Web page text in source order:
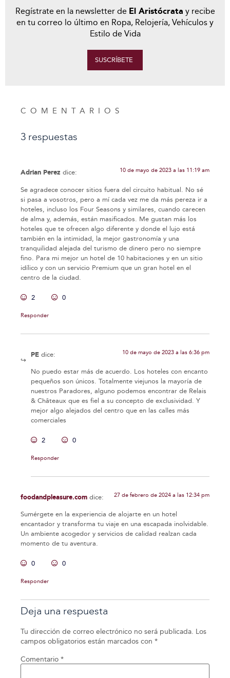
Regístrate en la newsletter de El Aristócrata y recibe
en tu correo lo último en Ropa, Relojería, Vehículos y
Estilo de Vida
SUSCRÍBETE
COMENTARIOS
3 respuestas
Adrian Perez dice: 10 de mayo de 2023 a las 11:19 am
Se agradece conocer sitios fuera del circuito habitual. No sé
si pasa a vosotros, pero a mí cada vez me da más pereza ir a
hoteles, incluso los Four Seasons y similares, cuando carecen
de alma y, además, están masificados. Me gustan más los
hoteles que te ofrecen algo diferente y donde el lujo está
también en la intimidad, la mejor gastronomía y una
tranquilidad alejada del turismo de dinero pero no siempre
fino. Para mi mejor un hotel de 10 habitaciones y en un sitio
idílico y con un servicio Premium que un gran hotel en el
centro de la ciudad.
2 0
Responder
PE dice: 10 de mayo de 2023 a las 6:36 pm
No puedo estar más de acuerdo. Los hoteles con encanto
pequeños son únicos. Totalmente viejunos la mayoría de
nuestros Paradores, alguno podemos encontrar de Relais
& Châteaux que es fiel a su concepto de exclusividad. Y
mejor algo alejados del centro que en las calles más
comerciales
2 0
Responder
foodandpleasure.com dice: 27 de febrero de 2024 a las 12:34 pm
Sumérgete en la experiencia de alojarte en un hotel
encantador y transforma tu viaje en una escapada inolvidable.
Un ambiente acogedor y servicios de calidad realzan cada
momento de tu aventura.
0 0
Responder
Deja una respuesta
Tu dirección de correo electrónico no será publicada. Los
campos obligatorios están marcados con *
Comentario *